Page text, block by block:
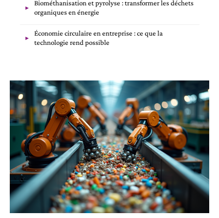
Biométhanisation et pyrolyse : transformer les déchets
organiques en énergie
Économie circulaire en entreprise : ce que la
technologie rend possible